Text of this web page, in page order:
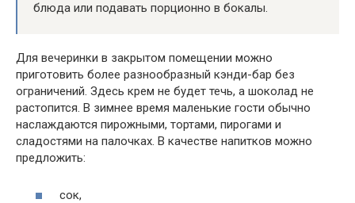
блюда или подавать порционно в бокалы.
Для вечеринки в закрытом помещении можно
приготовить более разнообразный кэнди-бар без
ограничений. Здесь крем не будет течь, а шоколад не
растопится. В зимнее время маленькие гости обычно
наслаждаются пирожными, тортами, пирогами и
сладостями на палочках. В качестве напитков можно
предложить:
сок,